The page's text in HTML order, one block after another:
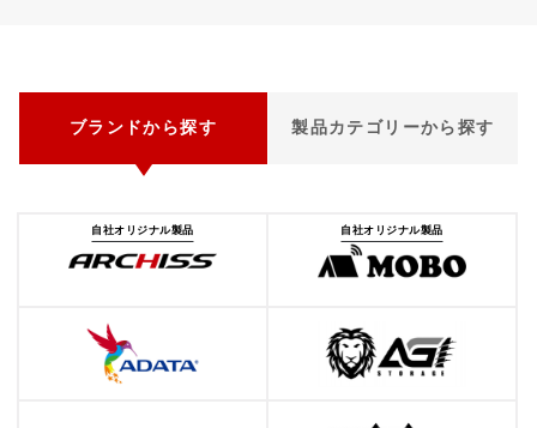
ブランドから探す 製品カテゴリーから探す
自社オリジナル製品 自社オリジナル製品